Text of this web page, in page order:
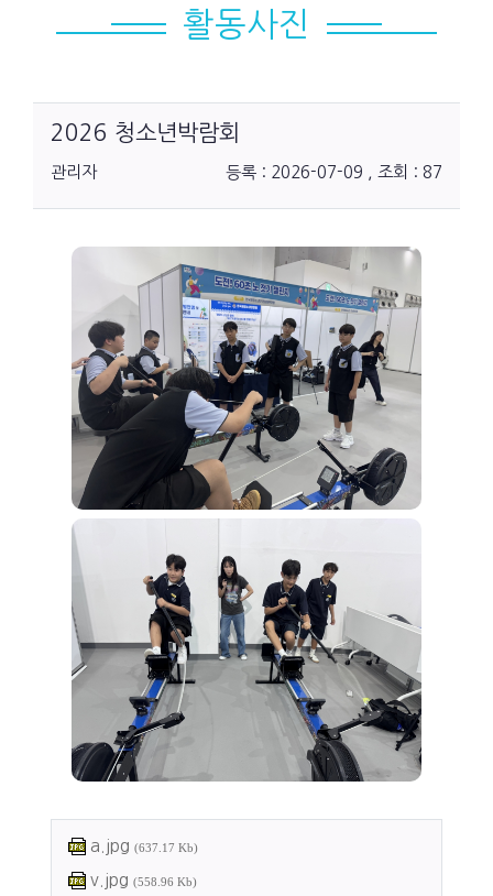
활동사진
2026 청소년박람회
관리자 등록 : 2026-07-09 , 조회 : 87
a.jpg (637.17 Kb)
v.jpg (558.96 Kb)